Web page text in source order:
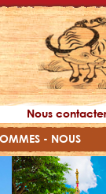
Nous
- NOUS